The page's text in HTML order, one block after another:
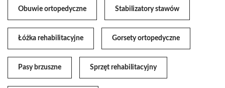
Obuwie ortopedyczne Stabilizatory stawów
Łóżka rehabilitacyjne Gorsety ortopedyczne
Pasy brzuszne Sprzęt rehabilitacyjny